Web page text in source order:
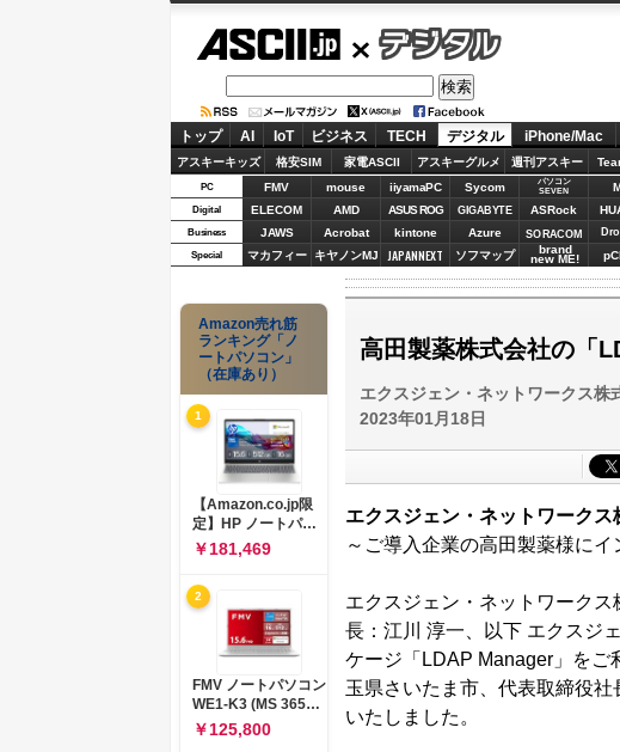
デジタル
トップ AI IoT ビジネス TECH デジタル iPhone/Mac
アスキーキッズ 格安SIM 家電ASCII アスキーグルメ 週刊アスキー
PC FMV mouse iiyamaPC Sycom
パソコン
SEVEN
Digital ELECOM AMD ASUS ROG GIGABYTE ASRock
Business JAWS Acrobat kintone Azure SORACOM
Special マカフィー キヤノンMJ JAPANNEXT ソフマップ brand
new ME!
高田製薬株式会社の「
エクスジェン・ネットワークス株
2023年01月18日
エクスジェン・ネットワークス
～ご導入企業の高田製薬様にイ
エクスジェン・ネットワーク
長：江川 淳一、以下 エクスジ
ケージ「LDAP Manager」をご
玉県さいたま市、代表取締役
いたしました。
Amazon売れ筋
ランキング「ノ
ートパソコン」
（在庫あり）
1
【Amazon.co.jp限
定】HP ノートパソ
コン 15-fd 15.6イン
チ インテル Core 5
120U メモリ16GB
SSD512GB
Windows 11
Microsoft Office
2024搭載 WPS
Office搭載 カメラシ
ャッター 指紋認証 薄
型 Copilotキー搭載
ナチュラルシルバー
￥181,469
2
FMV ノートパソコン
WE1-K3 (MS 365
Personal/Copilotキ
ー搭載/Win 11/15.6
￥125,800